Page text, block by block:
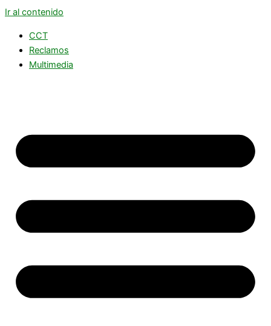
Ir al contenido
CCT
Reclamos
Multimedia